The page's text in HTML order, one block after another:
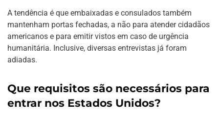
A tendência é que embaixadas e consulados também
mantenham portas fechadas, a não para atender cidadãos
americanos e para emitir vistos em caso de urgência
humanitária. Inclusive, diversas entrevistas já foram
adiadas.
Que requisitos são necessários para
entrar nos Estados Unidos?